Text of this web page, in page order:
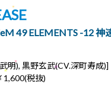
49 ELEMENTS -12 神
明), 黒野玄武(CV.深町寿成)]
1,600(税抜)